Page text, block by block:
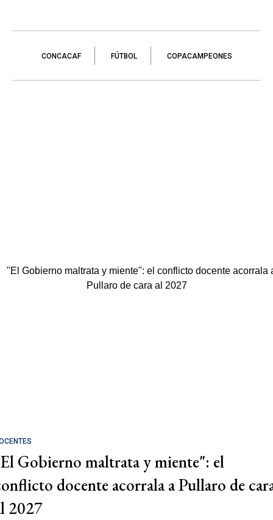
CONCACAF FÚTBOL COPACAMPEONES
Gobierno maltrata y miente": el
docente acorrala a Pullaro de
2027